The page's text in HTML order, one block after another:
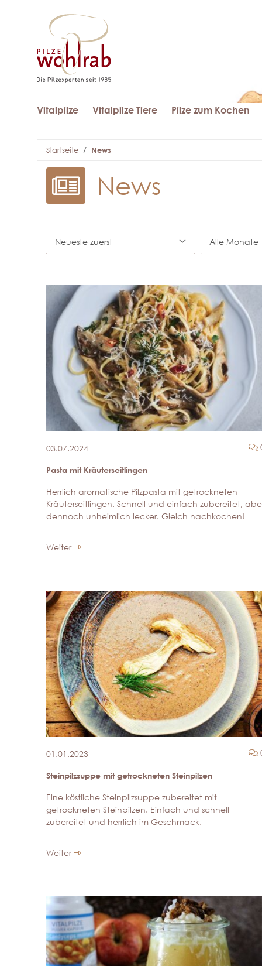
Vitalpilze Vitalpilze Tiere Pilze zum Kochen
Startseite News
News
03.07.2024
Pasta mit Kräuterseitlingen
Herrlich aromatische Pilzpasta mit getrockneten
Kräuterseitlingen. Schnell und einfach zubereitet,
dennoch unheimlich lecker. Gleich nachkochen!
Weiter
01.01.2023
Steinpilzsuppe mit getrockneten Steinpilzen
Eine köstliche Steinpilzsuppe zubereitet mit
getrockneten Steinpilzen. Einfach und schnell
zubereitet und herrlich im Geschmack.
Weiter